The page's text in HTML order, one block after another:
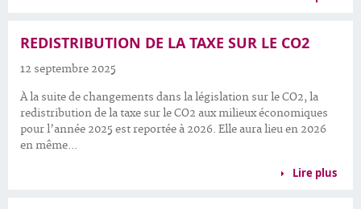
REDISTRIBUTION DE LA TAXE SUR LE CO2
12 septembre 2025
À la suite de changements dans la législation sur le CO2, la
redistribution de la taxe sur le CO2 aux milieux économiques
pour l’année 2025 est reportée à 2026. Elle aura lieu en 2026
en même...
Lire plus